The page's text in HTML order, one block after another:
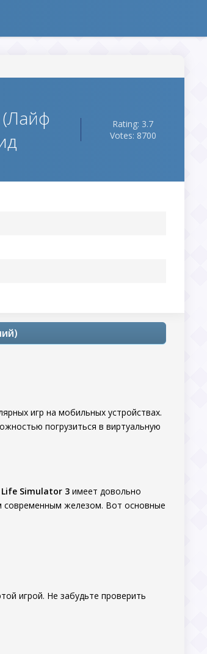
(Лайф
Rating: 3.7
Votes: 8700
игр на мобильных устройствах.
погрузиться в виртуальную
Life Simulator 3 имеет довольно
современным железом. Вот основные
игрой. Не забудьте проверить